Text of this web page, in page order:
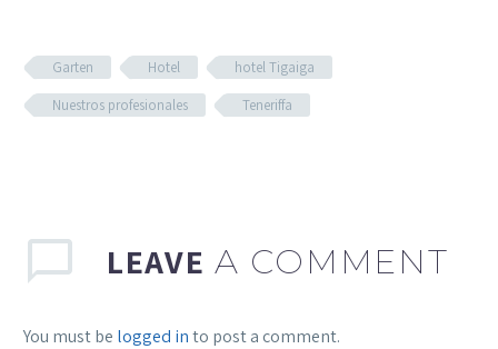
Garten Hotel
hotel Tigaiga
Nuestros profesionales
Teneriffa
LEAVE A COMMENT
You must be logged into post a comment.